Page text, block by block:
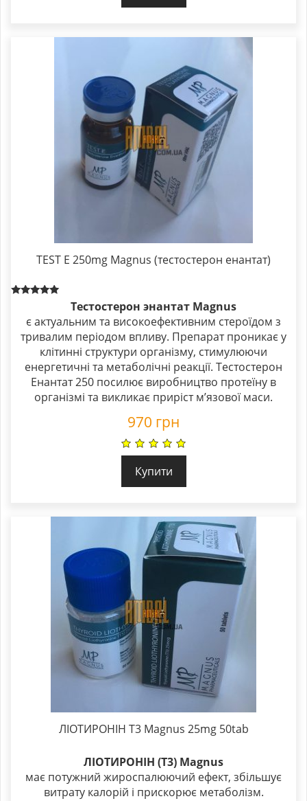
TEST E 250mg Magnus (тестостерон енантат)
out of 5
Тестостерон энантат Magnus
є актуальним та високоефективним стероїдом з
тривалим періодом впливу. Препарат проникає у
клітинні структури організму, стимулюючи
енергетичні та метаболічні реакції. Тестостерон
Енантат 250 посилює виробництво протеїну в
організмі та викликає приріст м’язової маси.
970 грн
Купити
ЛІОТИРОНІН Т3 Magnus 25mg 50tab
ЛІОТИРОНІН (Т3) Magnus
має потужний жироспалюючий ефект, збільшує
витрату калорій і прискорює метаболізм.